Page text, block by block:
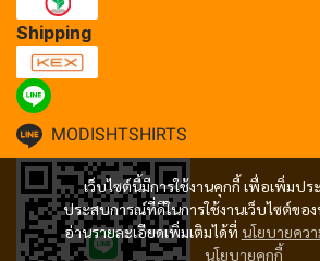
เว็บไซต์นี้มีการใช้งานคุกกี้ เพื่อเพิ่มป
ประสบการณ์ที่ดีในการใช้งานเว็บไซต์ขอ
อ่านรายละเอียดเพิ่มเติมได้ที่ นโยบายคว
นโยบายคุกกี้
Shipping
MODISHTSHIRTS